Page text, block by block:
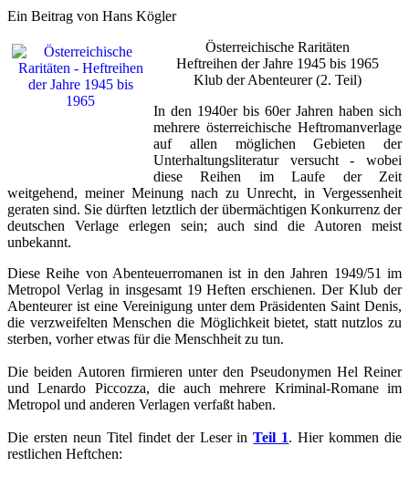
Ein Beitrag von Hans Kögler
Österreichische Raritäten
Heftreihen der Jahre 1945 bis 1965
Klub der Abenteurer (2. Teil)
In den 1940er bis 60er Jahren haben sich
mehrere österreichische Heftromanverlage
auf allen möglichen Gebieten der
Unterhaltungsliteratur versucht - wobei
diese Reihen im Laufe der Zeit
weitgehend, meiner Meinung nach zu Unrecht, in Vergessenheit
geraten sind. Sie dürften letztlich der übermächtigen Konkurrenz der
deutschen Verlage erlegen sein; auch sind die Autoren meist
unbekannt.
Diese Reihe von Abenteuerromanen ist in den Jahren 1949/51 im
Metropol Verlag in insgesamt 19 Heften erschienen. Der Klub der
Abenteurer ist eine Vereinigung unter dem Präsidenten Saint Denis,
die verzweifelten Menschen die Möglichkeit bietet, statt nutzlos zu
sterben, vorher etwas für die Menschheit zu tun.
Die beiden Autoren firmieren unter den Pseudonymen Hel Reiner
und Lenardo Piccozza, die auch mehrere Kriminal-Romane im
Metropol und anderen Verlagen verfaßt haben.
Die ersten neun Titel findet der Leser inTeil 1. Hier kommen die
restlichen Heftchen: